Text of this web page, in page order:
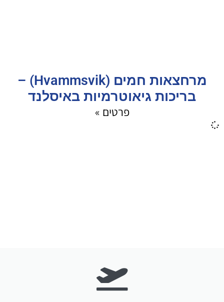
מרחצאות חמים (Hvammsvik) –
בריכות גיאוטרמיות באיסלנד
פרטים »